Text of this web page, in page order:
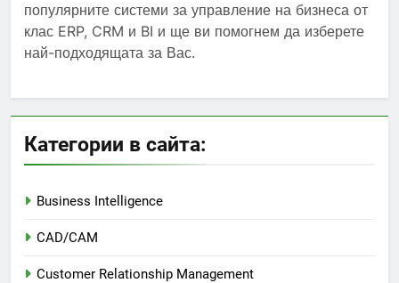
популярните системи за управление на бизнеса от
клас ERP, CRM и BI и ще ви помогнем да изберете
най-подходящата за Вас.
Категории в сайта:
Business Intelligence
CAD/CAM
Customer Relationship Management